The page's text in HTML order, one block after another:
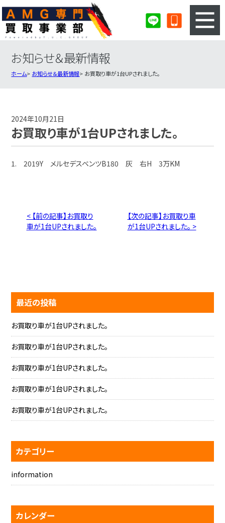
3ステップのカンタン査定
AMG買取実績
お知らせ＆最新情報
ホーム お知らせ＆最新情報 お買取り車が1台UPされました。
2024年10月21日
お買取り車が1台UPされました。
1. 2019Y メルセデスベンツB180 灰 右H 3万KM
< 【前の記事】お買取り
車が1台UPされました。
【次の記事】お買取り車
が1台UPされました。 >
最近の投稿
お買取り車が1台UPされました。
お買取り車が1台UPされました。
お買取り車が1台UPされました。
お買取り車が1台UPされました。
お買取り車が1台UPされました。
カテゴリー
information
カレンダー